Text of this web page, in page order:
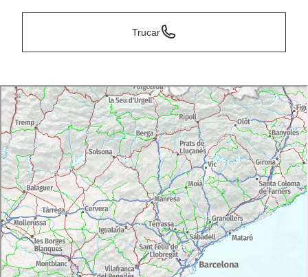
Trucar